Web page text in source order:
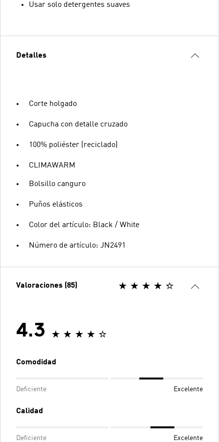
Usar solo detergentes suaves
Detalles
Corte holgado
Capucha con detalle cruzado
100% poliéster (reciclado)
CLIMAWARM
Bolsillo canguro
Puños elásticos
Color del artículo: Black / White
Número de artículo: JN2491
Valoraciones (85)
4.3
Comodidad
Deficiente Excelente
Calidad
Deficiente Excelente